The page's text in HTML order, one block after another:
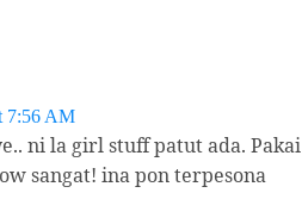
7:56 AM
ni la girl stuff patut ada. Pakai
sangat! ina pon terpesona